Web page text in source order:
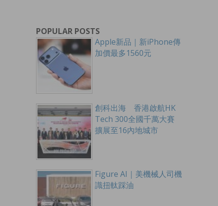
POPULAR POSTS
Apple新品｜新iPhone傳
加價最多1560元
創科出海 香港啟航HK
Tech 300全國千萬大賽
擴展至16內地城市
Figure AI｜美機械人司機
識扭軚踩油